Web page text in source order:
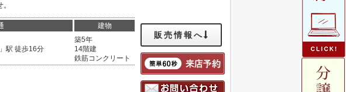
建物
」駅 徒歩16分
築5年
14階建
鉄筋コンクリート
販売情報へ